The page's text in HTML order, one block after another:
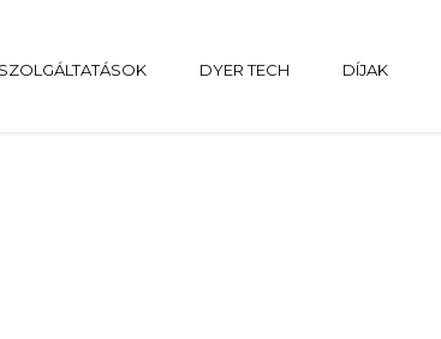
SZOLGÁLTATÁSOK DYER TECH DÍJAK